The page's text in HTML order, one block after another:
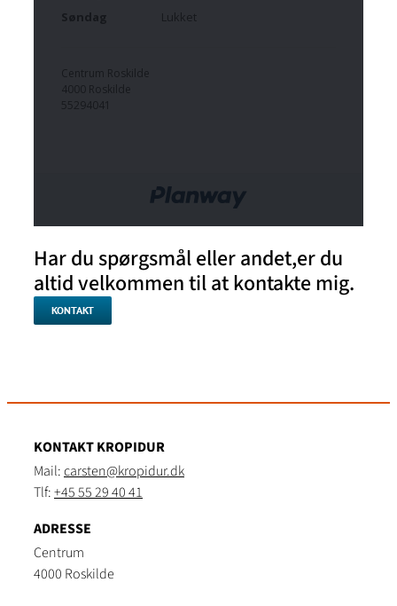
Har du spørgsmål eller andet,er du
altid velkommen til at kontakte mig.
KONTAKT
KONTAKT KROPIDUR
Mail:carsten@kropidur.dk
Tlf:+45 55 29 40 41
ADRESSE
Centrum
4000 Roskilde